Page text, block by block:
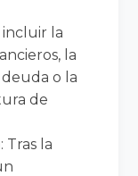
la
la
o la
de
: Tras la